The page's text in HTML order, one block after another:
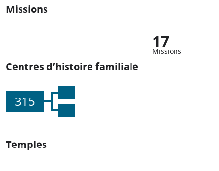
Missions
17
Missions
Centres d’histoire familiale
315
Temples